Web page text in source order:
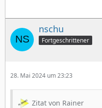
nschu
Fortgeschrittener
28. Mai 2024 um 23:23
Zitat von Rainer